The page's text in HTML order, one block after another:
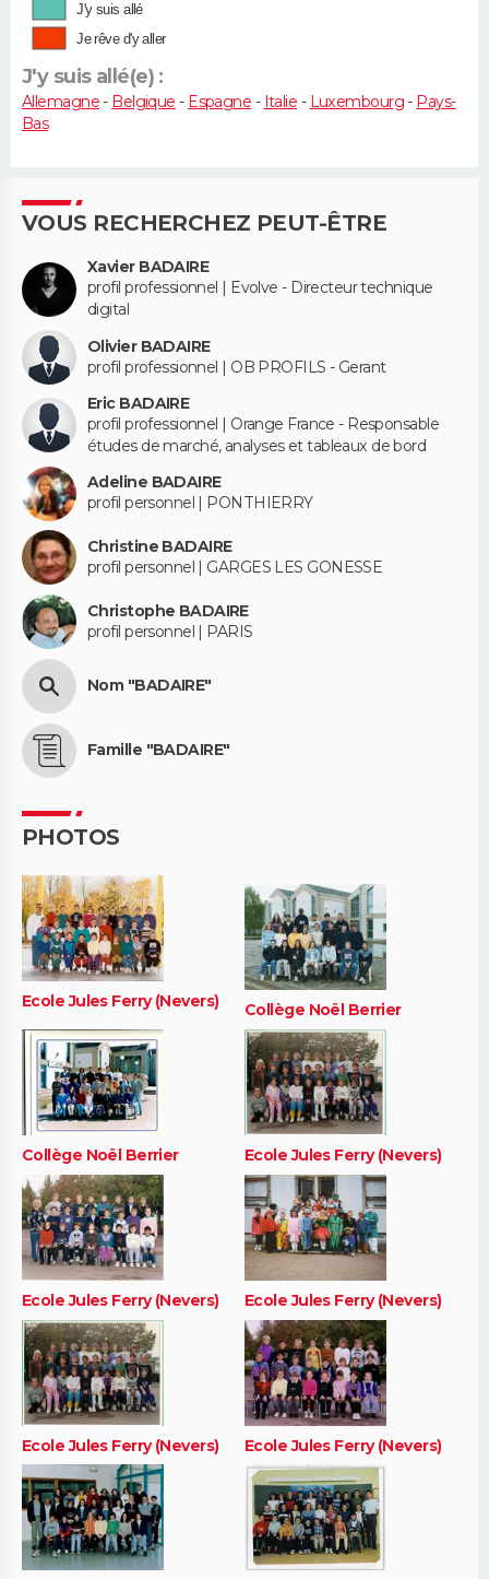
J'y suis allé
Je rêve d'y aller
J'y suis allé(e) :
Allemagne- Belgique - Espagne - Italie - Luxembourg- Pays-
Bas
VOUS RECHERCHEZ PEUT-ÊTRE
Xavier BADAIRE
profil professionnel | Evolve - Directeur technique
digital
Olivier BADAIRE
profil professionnel | OB PROFILS - Gerant
Eric BADAIRE
profil professionnel | Orange France - Responsable
études de marché, analyses et tableaux de bord
Adeline BADAIRE
profil personnel | PONTHIERRY
Christine BADAIRE
profil personnel | GARGES LES GONESSE
Christophe BADAIRE
profil personnel | PARIS
Nom "BADAIRE"
Famille "BADAIRE"
PHOTOS
Ecole Jules Ferry (Nevers) Collège Noël Berrier
Collège Noël Berrier Ecole Jules Ferry (Nevers)
Ecole Jules Ferry (Nevers) Ecole Jules Ferry (Nevers)
Ecole Jules Ferry (Nevers) Ecole Jules Ferry (Nevers)